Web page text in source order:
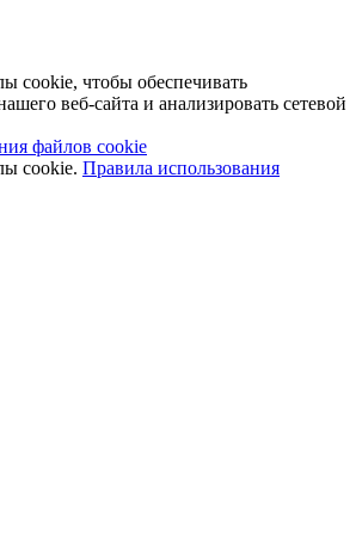
cookie, чтобы обеспечивать
веб-сайта и анализировать сетевой
файлов cookie
cookie. Правила использования